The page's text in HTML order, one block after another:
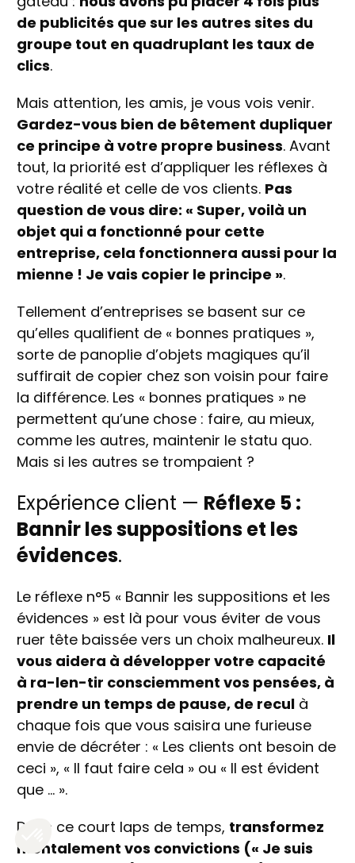
de publicités que sur les autres sites du
groupe tout en quadruplant les taux de
clics.
Mais attention, les amis, je vous vois venir.
Gardez-vous bien de bêtement dupliquer
ce principe à votre propre business. Avant
tout, la priorité est d’appliquer les réflexes à
votre réalité et celle de vos clients. Pas
question de vous dire: « Super, voilà un
objet qui a fonctionné pour cette
entreprise, cela fonctionnera aussi pour la
mienne ! Je vais copier le principe ».
Tellement d’entreprises se basent sur ce
qu’elles qualifient de « bonnes pratiques »,
sorte de panoplie d’objets magiques qu’il
suffirait de copier chez son voisin pour faire
la différence. Les « bonnes pratiques » ne
permettent qu’une chose : faire, au mieux,
comme les autres, maintenir le statu quo.
Mais si les autres se trompaient ?
Expérience client — Réflexe 5 :
Bannir les suppositions et les
évidences.
Le réflexe n°5 « Bannir les suppositions et les
évidences » est là pour vous éviter de vous
ruer tête baissée vers un choix malheureux. Il
vous aidera à développer votre capacité
à ra-len-tir consciemment vos pensées, à
prendre un temps de pause, de recul à
chaque fois que vous saisira une furieuse
envie de décréter : « Les clients ont besoin de
ceci », « Il faut faire cela » ou « Il est évident
que … ».
Dans ce court laps de temps, transformez
mentalement vos convictions (« Je suis